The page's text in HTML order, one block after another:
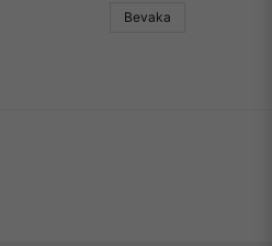
Bevaka